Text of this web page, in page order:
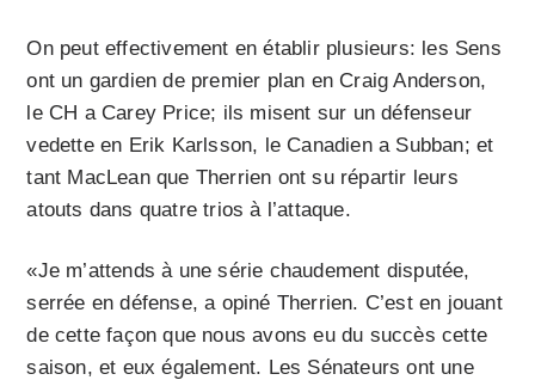
On peut effectivement en établir plusieurs: les Sens
ont un gardien de premier plan en Craig Anderson,
le CH a Carey Price; ils misent sur un défenseur
vedette en Erik Karlsson, le Canadien a Subban; et
tant MacLean que Therrien ont su répartir leurs
atouts dans quatre trios à l’attaque.
«Je m’attends à une série chaudement disputée,
serrée en défense, a opiné Therrien. C’est en jouant
de cette façon que nous avons eu du succès cette
saison, et eux également. Les Sénateurs ont une